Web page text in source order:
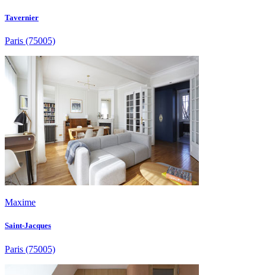
Tavernier
Paris (75005)
Maxime
Saint-Jacques
Paris (75005)